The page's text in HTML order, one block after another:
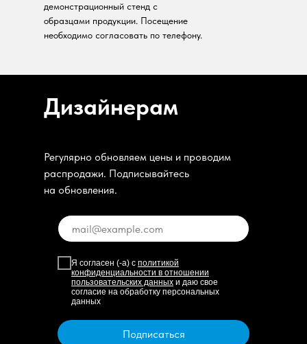
демонстрационный стенд с
образцами продукции. Посещение
необходимо согласовать по телефону.
Дизайнерам
Регулярно обновляем цены и проводим
распродажи. Подписывайтесь
на обновления.
Я согласен (-а) с политикой
конфиденциальности в отношении
пользовательских данных и даю свое
согласие на обработку персональных
данных
Подписаться